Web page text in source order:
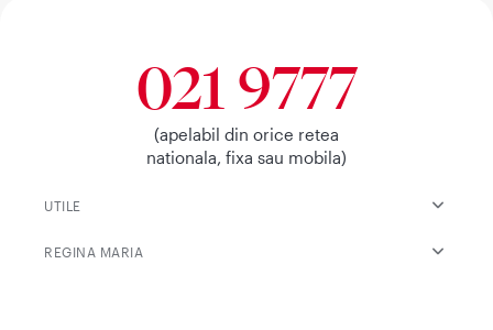
021 9777
(apelabil din orice retea
nationala, fixa sau mobila)
UTILE
REGINA MARIA